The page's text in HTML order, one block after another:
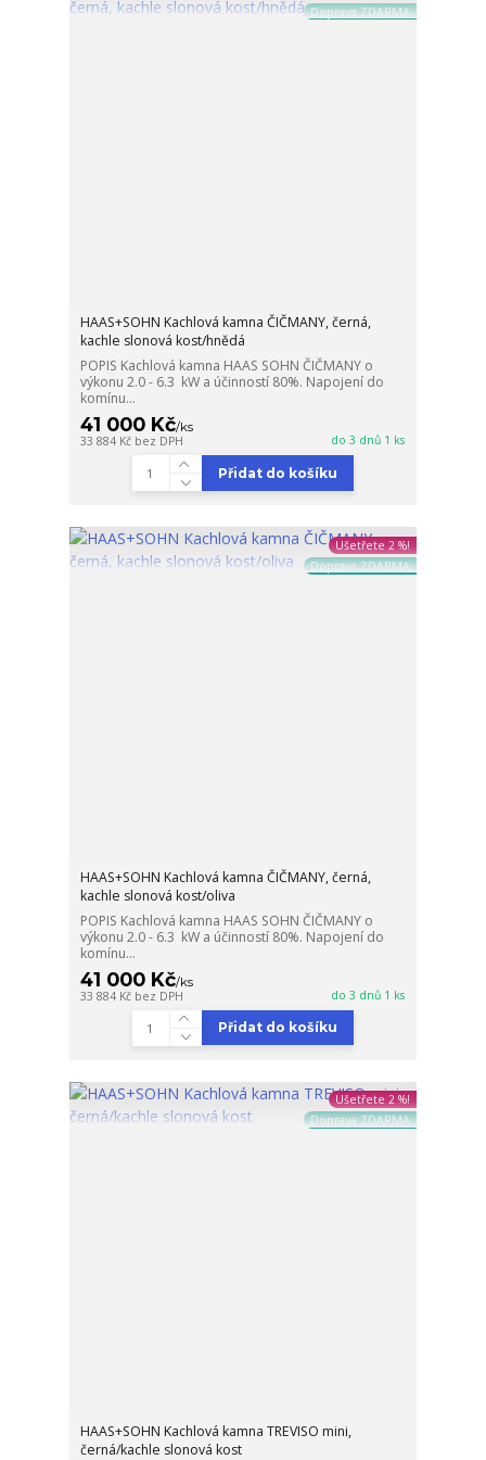
Doprava ZDARMA
HAAS+SOHN Kachlová kamna ČIČMANY, černá,
kachle slonová kost/hnědá
POPIS Kachlová kamna HAAS SOHN ČIČMANY o
výkonu 2.0 - 6.3 kW a účinností 80%. Napojení do
komínu...
41 000 Kč/ks
33 884 Kč bez DPH do 3 dnů 1 ks
Přidat do košíku
Ušetřete 2 %!
Doprava ZDARMA
HAAS+SOHN Kachlová kamna ČIČMANY, černá,
kachle slonová kost/oliva
POPIS Kachlová kamna HAAS SOHN ČIČMANY o
výkonu 2.0 - 6.3 kW a účinností 80%. Napojení do
komínu...
41 000 Kč/ks
33 884 Kč bez DPH do 3 dnů 1 ks
Přidat do košíku
Ušetřete 2 %!
Doprava ZDARMA
HAAS+SOHN Kachlová kamna TREVISO mini,
černá/kachle slonová kost